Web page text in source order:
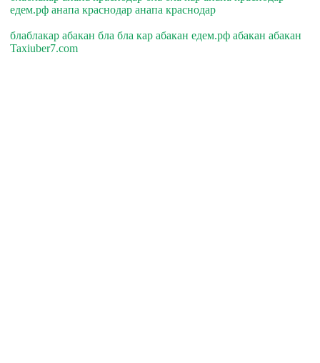
едем.рф анапа краснодар анапа краснодар
блаблакар абакан бла бла кар абакан едем.рф абакан абакан
Taxiuber7.com